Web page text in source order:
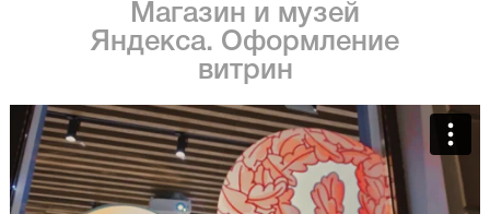
Магазин и музей
Яндекса. Оформление
витрин